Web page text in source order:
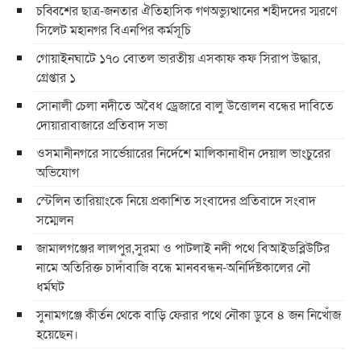
চব্বিশের ছাত্র-জনতার ঐতিহাসিক গণঅভ্যুত্থানের শহীদদের স্মরণে
সিলেট মহানগর বিএনপির কর্মসূচি
গোয়াইনঘাটে ১৭০ বোতল ভারতীয় এসকাফ কফ সিরাপ উদ্ধার,
গ্রেপ্তার ১
সোনালী চেলা নদীতে অবৈধ ড্রেজারে বালু উত্তোলন বন্ধের দাবিতে
দোয়ারাবাজারে প্রতিবাদ সভা
ওসমানীনগরে সার্ভেয়ারের নির্দেশে মালিকানাধীন দেয়াল ভাংচুরের
অভিযোগ
স্টেলিন তারিয়াংকে নিয়ে প্রকাশিত সংবাদের প্রতিবাদে সংবাদ
সম্মেলন
জামালগঞ্জের লালপুর,সুরমা ও পাটলাই নদী পথে বিআইডব্লিউটির
নামে অতিরিক্ত চাদাঁবাজি বন্ধে মানববন্ধন-অনির্দিষ্টকালের নৌ
ধর্মঘট
সুনামগঞ্জে কীর্তন থেকে বাড়ি ফেরার পথে নৌকা ডুবে ৪ জন নিখোঁজ
হয়েছেন।